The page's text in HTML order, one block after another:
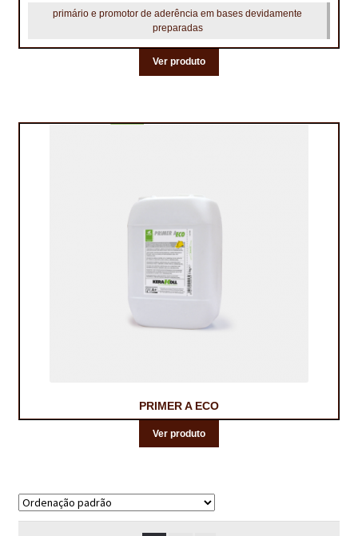
primário e promotor de aderência em bases devidamente
preparadas
Ver produto
PRIMER A ECO
Ver produto